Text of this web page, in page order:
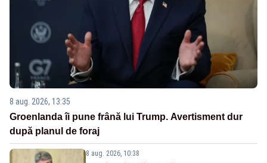
8 aug. 2026, 13:35
Groenlanda îi pune frână lui Trump. Avertisment dur
după planul de foraj
8 aug. 2026, 10:38